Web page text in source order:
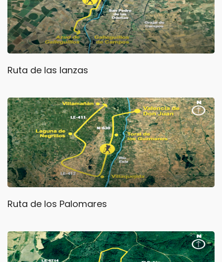
Ruta de las lanzas
Ruta de los Palomares